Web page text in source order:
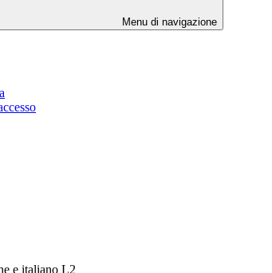
Menu di navigazione
e italiano L2